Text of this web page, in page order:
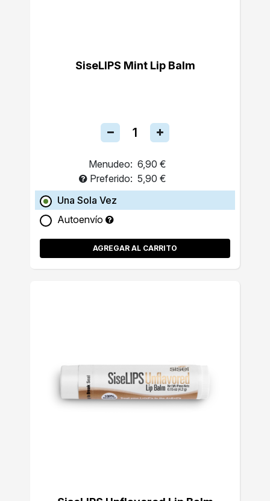
SiseLIPS Mint Lip Balm
Menudeo: 6,90 €
Preferido: 5,90 €
Una Sola Vez
Autoenvío
AGREGAR AL CARRITO